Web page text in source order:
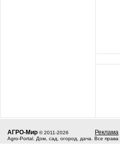
АГРО-Мир © 2011-2026 Реклама
Agro-Portal. Дом, сад, огород, дача. Все